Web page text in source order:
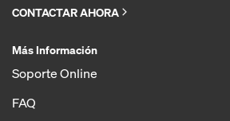
CONTACTAR AHORA
Más Información
Soporte Online
FAQ